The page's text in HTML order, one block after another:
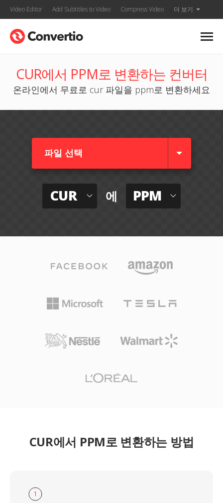
Video Editor Add Subtitles to Video Compress Video 더 보기
CUR에서 PPM로 변환하는 컨버터
온라인에서 무료로 cur 파일을 ppm로 변환하세요
파일 선택
CUR 에 PPM
CUR에서 PPM로 변환하는 방법
1